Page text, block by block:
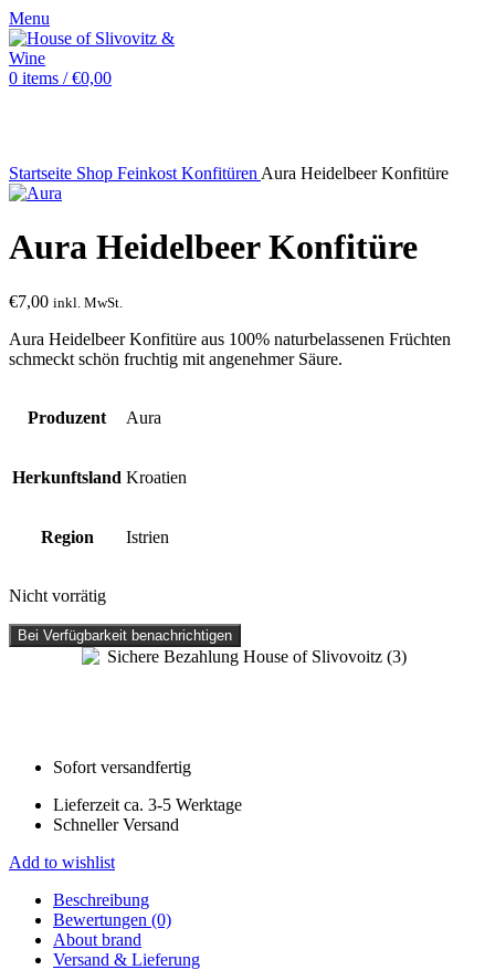
Menu
0 items / €0,00
Startseite Shop Feinkost Konfitüren Aura Heidelbeer Konfitüre
Aura Heidelbeer Konfitüre
€7,00 inkl. MwSt.
Aura Heidelbeer Konfitüre aus 100% naturbelassenen Früchten
schmeckt schön fruchtig mit angenehmer Säure.
Produzent Aura
Herkunftsland Kroatien
Region Istrien
Nicht vorrätig
Bei Verfügbarkeit benachrichtigen
Sofort versandfertig
Lieferzeit ca. 3-5 Werktage
Schneller Versand
Add to wishlist
Beschreibung
Bewertungen (0)
About brand
Versand & Lieferung